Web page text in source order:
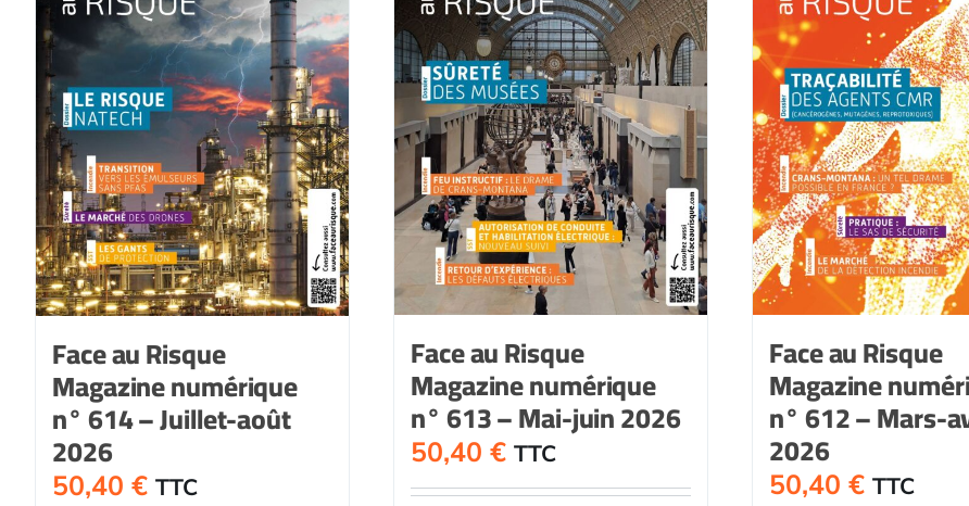
Face au Risque
Magazine numérique
n° 614 – Juillet-août
2026
50,40 € TTC
Face au Risque
Magazine numérique
n° 613 – Mai-juin 2026
50,40 € TTC
Face au Risque
Magazine
n° 612 – Mars-
2026
50,40 € TTC